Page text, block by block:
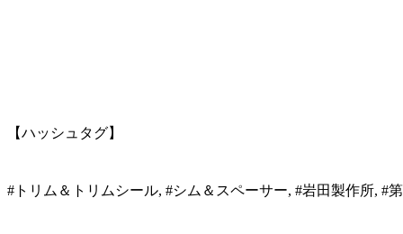
【ハッシュタグ】
#トリム＆トリムシール, #シム＆スペーサー, #岩田製作所, #